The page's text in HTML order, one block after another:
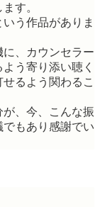
す。
う作品がありま
、カウンセラー
う寄り添い聴く
るよう関わるこ
、今、こんな振
もあり感謝でい